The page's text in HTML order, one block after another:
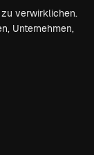
verwirklichen.
Unternehmen,